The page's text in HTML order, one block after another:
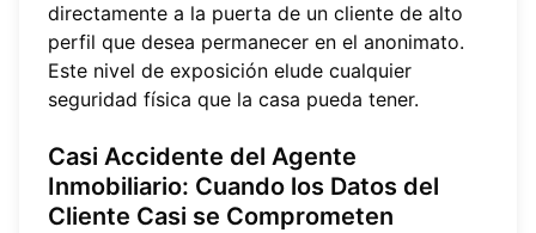
directamente a la puerta de un cliente de alto
perfil que desea permanecer en el anonimato.
Este nivel de exposición elude cualquier
seguridad física que la casa pueda tener.
Casi Accidente del Agente
Inmobiliario: Cuando los Datos del
Cliente Casi se Comprometen